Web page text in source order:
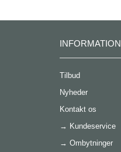
INFORMATION
Tilbud
Nyheder
Kontakt os
→ Kundeservice
→ Ombytninger